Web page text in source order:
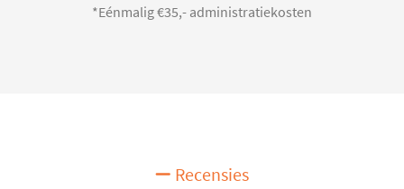
*Eénmalig €35,- administratiekosten
Recensies